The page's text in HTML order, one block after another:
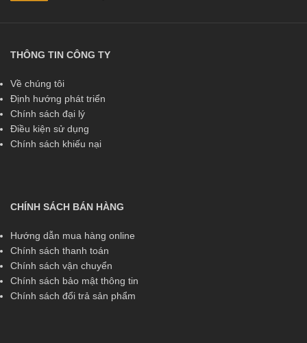
THÔNG TIN CÔNG TY
Về chúng tôi
Định hướng phát triển
Chính sách đại lý
Điều kiện sử dụng
Chính sách khiếu nại
CHÍNH SÁCH BÁN HÀNG
Hướng dẫn mua hàng online
Chính sách thanh toán
Chính sách vận chuyển
Chính sách bảo mật thông tin
Chính sách đổi trả sản phẩm